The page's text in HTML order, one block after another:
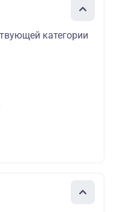
категории